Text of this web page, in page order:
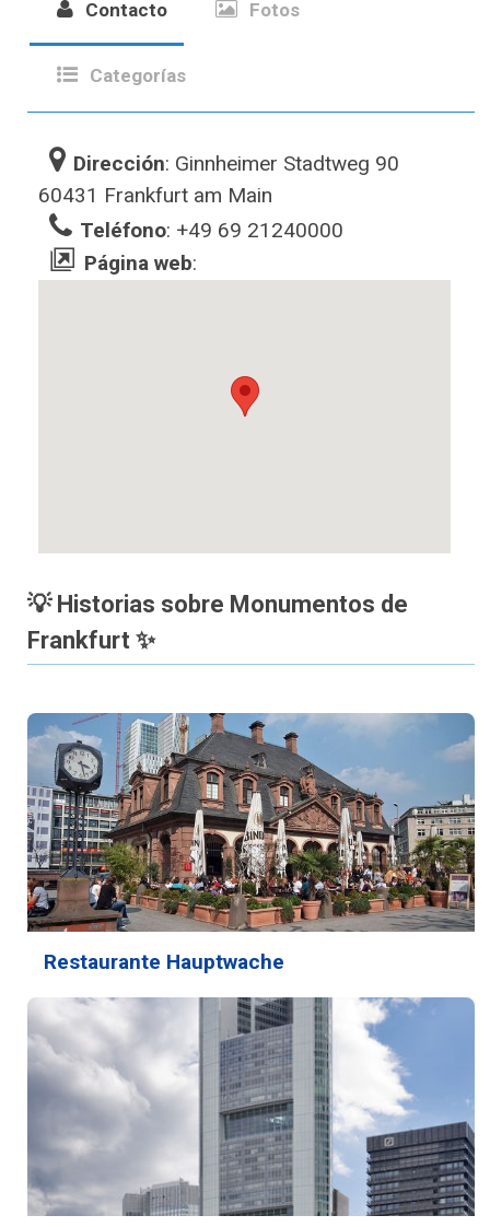
Contacto Fotos
Categorías
Dirección: Ginnheimer Stadtweg 90
60431 Frankfurt am Main
Teléfono: +49 69 21240000
Página web:
💡 Historias sobre Monumentos de
Frankfurt ✨
Restaurante Hauptwache